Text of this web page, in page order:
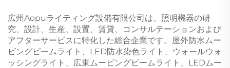
広州Aopuライティング設備有限公司は、照明機器の研
究、設計、生産、設置、賃貸、コンサルテーションおよび
アフターサービスに特化した総合企業です。屋外防水ムー
ビングビームライト、LED防水染色ライト、ウォールウォ
ッシングライト、広東ムービングビームライト、LEDムー